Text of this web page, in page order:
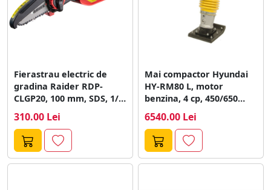
Fierastrau electric de
gradina Raider RDP-
CLGP20, 100 mm, SDS, 1/4,
310.00 Lei
Mai compactor Hyundai
HY-RM80 L, motor
benzina, 4 cp, 450/650
6540.00 Lei